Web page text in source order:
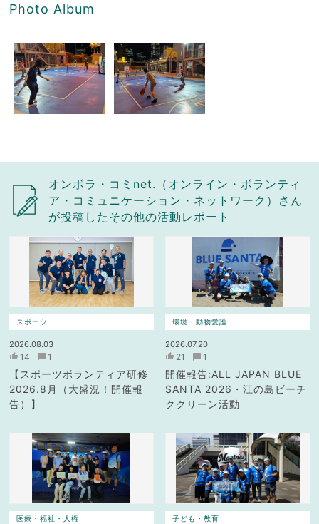
Photo Album
オンボラ・コミnet.（オンライン・ボランティ
ア・コミュニケーション・ネットワーク）さん
が投稿したその他の活動レポート
スポーツ
2026.08.03
14 1
【スポーツボランティア研修
2026.8月（大盛況！開催報
告）】
環境・動物愛護
2026.07.20
21 1
開催報告:ALL JAPAN BLUE
SANTA 2026・江の島ビーチ
ククリーン活動
医療・福祉・人権 子ども・教育